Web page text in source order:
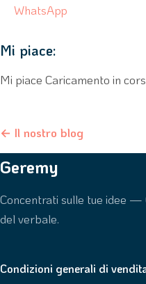
WhatsApp
Mi piace:
Mi piace Caricamento in
← Il nostro blog
Geremy
Concentrati sulle tue idee —
del verbale.
Condizioni generali di